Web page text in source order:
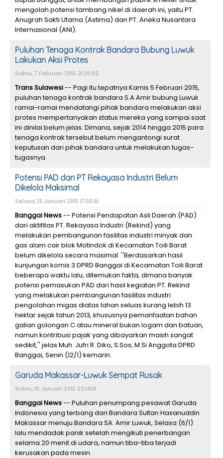
mengolah potensi tambang nikel di daerah ini, yaitu PT.
Anugrah Sakti Utama (Astima) dan PT. Aneka Nusantara
Internasional (ANI).
Puluhan Tenaga Kontrak Bandara Bubung Luwuk
Lakukan Aksi Protes
Sabtu, 7 Februari 2015 21:20:03
Trans Sulawesi-- Pagi itu tepatnya Kamis 5 Februari 2015,
puluhan tenaga kontrak bandara S.A Amir bubung Luwuk
ramai-ramai mendatangi pihak bandara melakukan aksi
protes mempertanyakan status mereka yang sampai saat
ini dinilai belum jelas. Dimana, sejak 2014 hingga 2015 para
tenaga kontrak tersebut belum mengantongi surat
keputusan dari pihak bandara untuk melakukan tugas-
tugasnya.
Potensi PAD dari PT Rekayasa Industri Belum
Dikelola Maksimal
Selasa, 13 Januari 2015 17:05:51
Banggai News-- Potensi Pendapatan Asli Daerah (PAD)
dari aktifitas PT. Rekayasa Industri (Rekind) yang
melakukan pembangunan fasilitas industri minyak dan
gas alam cair blok Motindok di Kecamatan Toili Barat
belum dikelola secara masimal. ''Berdasarkan hasil
kunjungan komis 3 DPRD Banggai di Kecamatan Toili Barat
beberapa waktu lalu, ditemukan fakta, dimana banyak
potensi pemasukan PAD dari hasil kegiatan PT. Rekind
yang melakukan pembangunan fasilitas industri
pengolahan migas diatas lahan seluas kurang lebih 13
hektar sejak tahun 2013, khususnya pemanfaatan bahan
galian golongan C atau mineral bukan logam dan batuan,
namun kontribusi pajak yang dibayarkan masih sangat
sedikit,'' jelas Muh. Jufri R. Diko, S.Sos, M.Si Anggota DPRD
Banggai, Senin (12/1) kemarin.
Garuda Makassar-Luwuk Sempat Rusak
Sabtu, 10 Januari 2015 22:14:19
Banggai News-- Puluhan penumpang pesawat Garuda
Indonesia yang terbang dari Bandara Sultan Hasanuddin
Makassar menuju Bandara SA. Amir Luwuk, Selasa (6/1)
lalu mendadak panik setelah mengikuti penerbangan
selama 20 menit di udara, namun tiba-tiba terjadi
kerusakan pada mesin.